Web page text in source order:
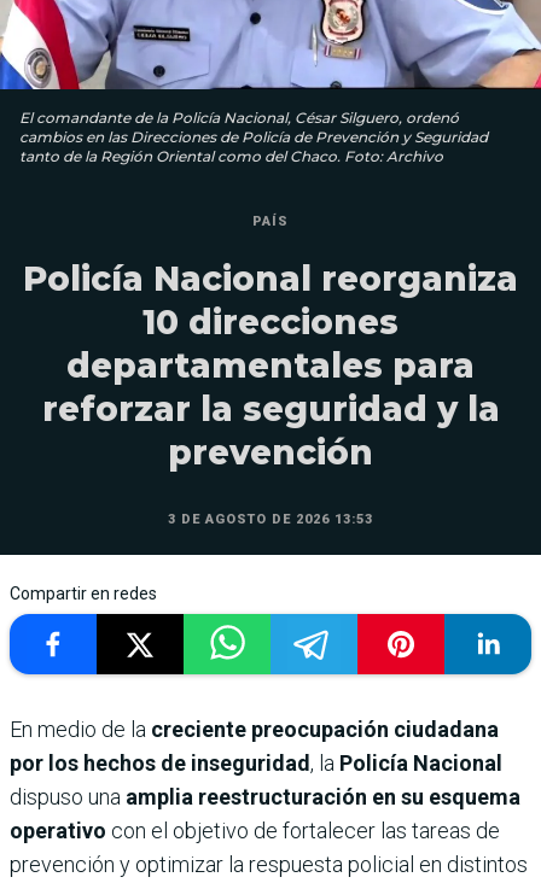
El comandante de la Policía Nacional, César Silguero, ordenó
cambios en las Direcciones de Policía de Prevención y Seguridad
tanto de la Región Oriental como del Chaco. Foto: Archivo
PAÍS
Policía Nacional reorganiza
10 direcciones
departamentales para
reforzar la seguridad y la
prevención
3 DE AGOSTO DE 2026 13:53
Compartir en redes
En medio de la creciente preocupación ciudadana
por los hechos de inseguridad, la Policía Nacional
dispuso una amplia reestructuración en su esquema
operativo con el objetivo de fortalecer las tareas de
prevención y optimizar la respuesta policial en distintos